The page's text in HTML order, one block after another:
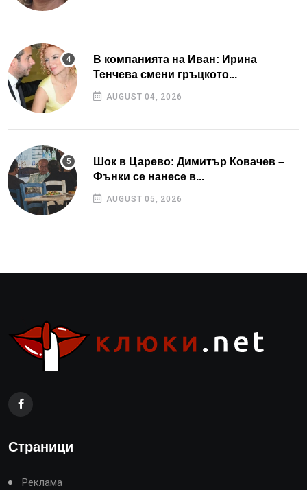
В компанията на Иван: Ирина
Тенчева смени гръцкото...
AUGUST 04, 2026
Шок в Царево: Димитър Ковачев –
Фънки се нанесе в...
AUGUST 05, 2026
Страници
Реклама